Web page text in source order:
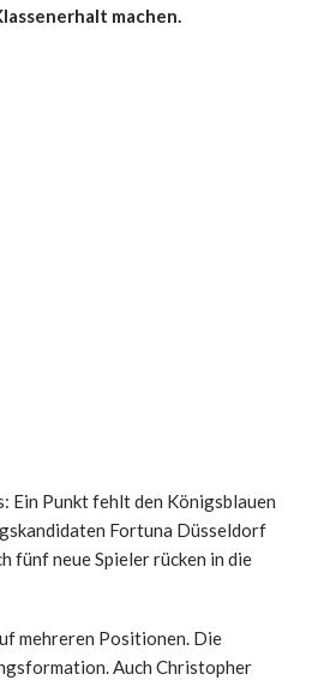
machen.
Ein Punkt fehlt den Königsblauen
Fortuna Düsseldorf
fünf neue Spieler rücken in die
mehreren Positionen. Die
Auch Christopher